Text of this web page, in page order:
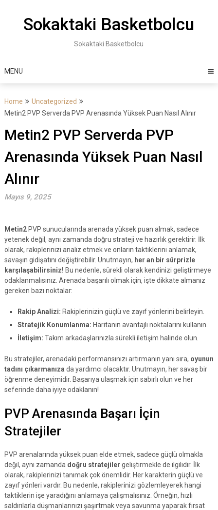
Sokaktaki Basketbolcu
Sokaktaki Basketbolcu
MENU
Home
Uncategorized
Metin2 PVP Serverda PVP Arenasında Yüksek Puan Nasıl Alınır
Metin2 PVP Serverda PVP
Arenasında Yüksek Puan Nasıl
Alınır
Mayıs 9, 2025
Metin2PVP sunucularında arenada yüksek puan almak, sadece
yetenek değil, aynı zamanda doğru strateji ve hazırlık gerektirir. İlk
olarak, rakiplerinizi analiz etmek ve onların taktiklerini anlamak,
savaşın gidişatını değiştirebilir. Unutmayın, her an bir sürprizle
karşılaşabilirsiniz! Bu nedenle, sürekli olarak kendinizi geliştirmeye
odaklanmalısınız. Arenada başarılı olmak için, işte dikkate almanız
gereken bazı noktalar:
Rakip Analizi: Rakiplerinizin güçlü ve zayıf yönlerini belirleyin.
Stratejik Konumlanma: Haritanın avantajlı noktalarını kullanın.
İletişim: Takım arkadaşlarınızla sürekli iletişim halinde olun.
Bu stratejiler, arenadaki performansınızı artırmanın yanı sıra, oyunun
tadını çıkarmanıza da yardımcı olacaktır. Unutmayın, her savaş bir
öğrenme deneyimidir. Başarıya ulaşmak için sabırlı olun ve her
seferinde daha iyiye odaklanın!
PVP Arenasında Başarı İçin
Stratejiler
PVP arenalarında yüksek puan elde etmek, sadece güçlü olmakla
değil, aynı zamanda doğru stratejiler geliştirmekle de ilgilidir. İlk
olarak, rakiplerinizi tanımak çok önemlidir. Her karakterin güçlü ve
zayıf yönleri vardır. Bu nedenle, rakiplerinizi gözlemleyerek hangi
taktiklerin işe yaradığını anlamaya çalışmalısınız. Örneğin, hızlı
saldırılarla düşmanlarınızı şaşırtmak veya savunma yaparak fırsat